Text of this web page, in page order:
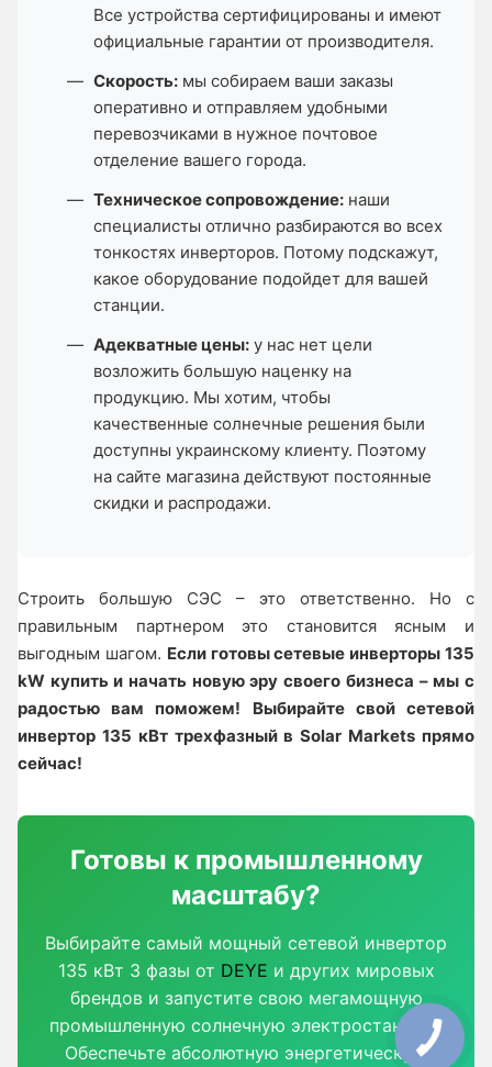
Все устройства сертифицированы и имеют
официальные гарантии от производителя.
Скорость: мы собираем ваши заказы
оперативно и отправляем удобными
перевозчиками в нужное почтовое
отделение вашего города.
Техническое сопровождение: наши
специалисты отлично разбираются во всех
тонкостях инверторов. Потому подскажут,
какое оборудование подойдет для вашей
станции.
Адекватные цены: у нас нет цели
возложить большую наценку на
продукцию. Мы хотим, чтобы
качественные солнечные решения были
доступны украинскому клиенту. Поэтому
на сайте магазина действуют постоянные
скидки и распродажи.
Строить большую СЭС – это ответственно. Но с
правильным партнером это становится ясным и
выгодным шагом. Если готовы сетевые инверторы 135
kW купить и начать новую эру своего бизнеса – мы с
радостью вам поможем!
Выбирайте свой сетевой
инвертор 135 кВт трехфазный в Solar Markets прямо
сейчас!
Готовы к промышленному
масштабу?
Выбирайте самый мощный сетевой инвертор
135 кВт 3 фазы от DEYE и других мировых
брендов и запустите свою мегамощную
промышленную солнечную электростанцию!
Обеспечьте абсолютную энергетическую